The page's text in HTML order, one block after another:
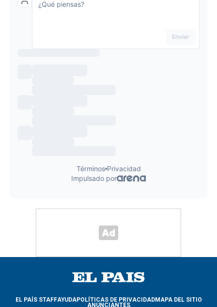
EL PAÍS STAFFAYUDAPOLÍTICAS DE PRIVACIDADMAPA DEL SITIO
ANUNCIANTES